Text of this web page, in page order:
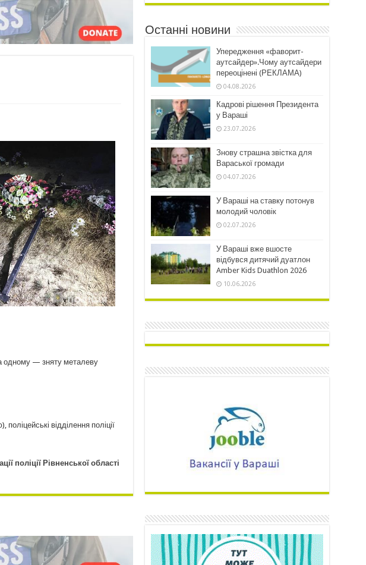
одному — зняту металеву
відділення поліції
поліції Рівненської області
Останні новини
Упередження «фаворит-
аутсайдер».Чому аутсайдери
переоцінені (РЕКЛАМА)
04.08.2026
Кадрові рішення Президента
у Вараші
23.07.2026
Знову страшна звістка для
Вараської громади
04.07.2026
У Вараші на ставку потонув
молодий чоловік
02.07.2026
У Вараші вже вшосте
відбувся дитячий дуатлон
Amber Kids Duathlon 2026
10.06.2026